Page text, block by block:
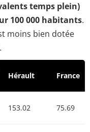
temps plein)
100 000 habitants.
moins bien dotée
Hérault France
153.02 75.69